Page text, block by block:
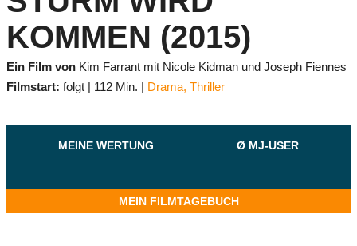
KOMMEN (2015)
Ein Film von Kim Farrant mit Nicole Kidman und Joseph Fiennes
Filmstart: folgt 112 Min. Drama, Thriller
MEINE WERTUNG Ø MJ-USER
MEIN FILMTAGEBUCH